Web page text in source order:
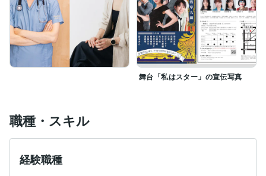
舞台「私はスター」の宣伝写真
職種・スキル
経験職種